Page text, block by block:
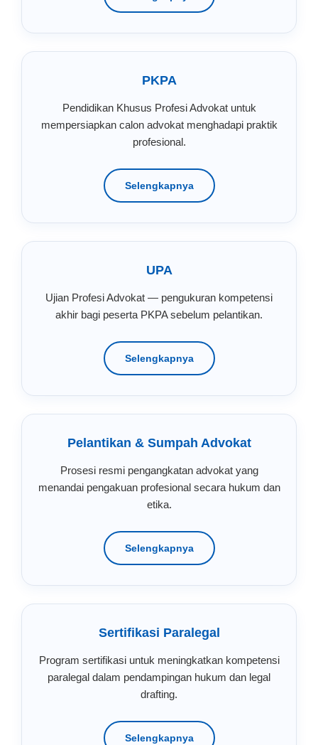
PKPA
Pendidikan Khusus Profesi Advokat untuk
mempersiapkan calon advokat menghadapi praktik
profesional.
Selengkapnya
UPA
Ujian Profesi Advokat — pengukuran kompetensi
akhir bagi peserta PKPA sebelum pelantikan.
Selengkapnya
Pelantikan & Sumpah Advokat
Prosesi resmi pengangkatan advokat yang
menandai pengakuan profesional secara hukum dan
etika.
Selengkapnya
Sertifikasi Paralegal
Program sertifikasi untuk meningkatkan kompetensi
paralegal dalam pendampingan hukum dan legal
drafting.
Selengkapnya